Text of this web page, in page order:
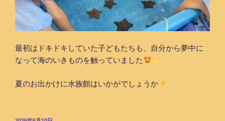
最初はドキドキしていた子どもたちも、自分から夢中に
なって海のいきものを触っていました
夏のお出かけに水族館はいかがでしょうか